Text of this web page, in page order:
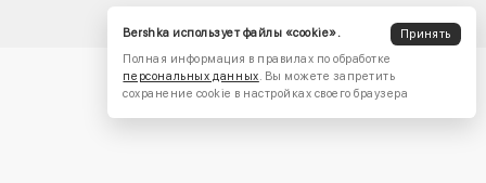
Bershka использует файлы «cookie».
Принять
Полная информация в правилах по обработке
персональных данных. Вы можете запретить
сохранение cookie в настройках своего браузера